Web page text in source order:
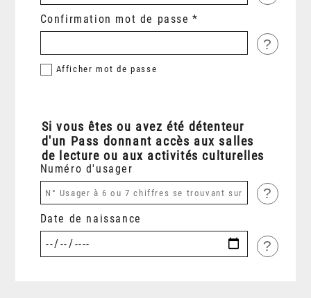
Confirmation mot de passe
?
Afficher mot de passe
Si vous êtes ou avez été détenteur
d'un Pass donnant accès aux salles
de lecture ou aux activités culturelles
Numéro d'usager
?
Date de naissance
?